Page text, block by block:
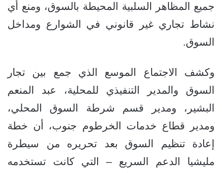
جميع المظاهر السلبية المحيطة بالسوق، ومنع أي
نشاط تجاري غير قانوني في الشوارع ومداخل
السوق.
وكشف الاجتماع الموسع الذي جمع بين تجار
السوق والمدير التنفيذي للمحلية، عبد المنعم
البشير، ومدير قسم شرطة السوق المحلي،
ومدير قطاع خدمات الخرطوم جنوب، أن خطة
إعادة تنظيم السوق بعد تحريره من سيطرة
مليشيا الدعم السريع – التي كانت تستخدمه